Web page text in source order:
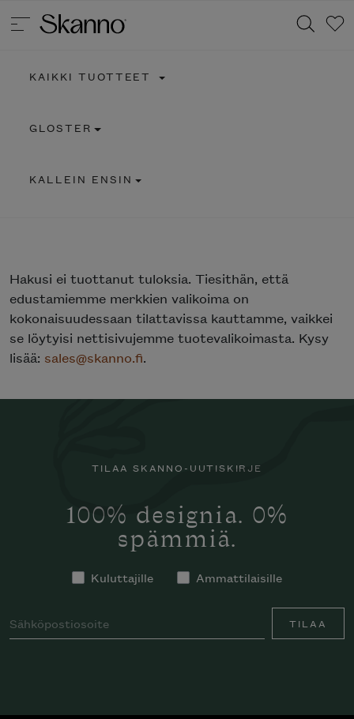
KAIKKI TUOTTEET
GLOSTER
KALLEIN ENSIN
Hakusi ei tuottanut tuloksia. Tiesithän, että
edustamiemme merkkien valikoima on
kokonaisuudessaan tilattavissa kauttamme, vaikkei
se löytyisi nettisivujemme tuotevalikoimasta. Kysy
lisää: sales@skanno.fi.
TILAA SKANNO-UUTISKIRJE
100% designia. 0%
spämmiä.
Kuluttajille Ammattilaisille
TILAA